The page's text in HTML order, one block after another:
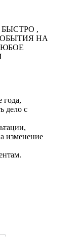
,
НА
года,
дело с
изменение